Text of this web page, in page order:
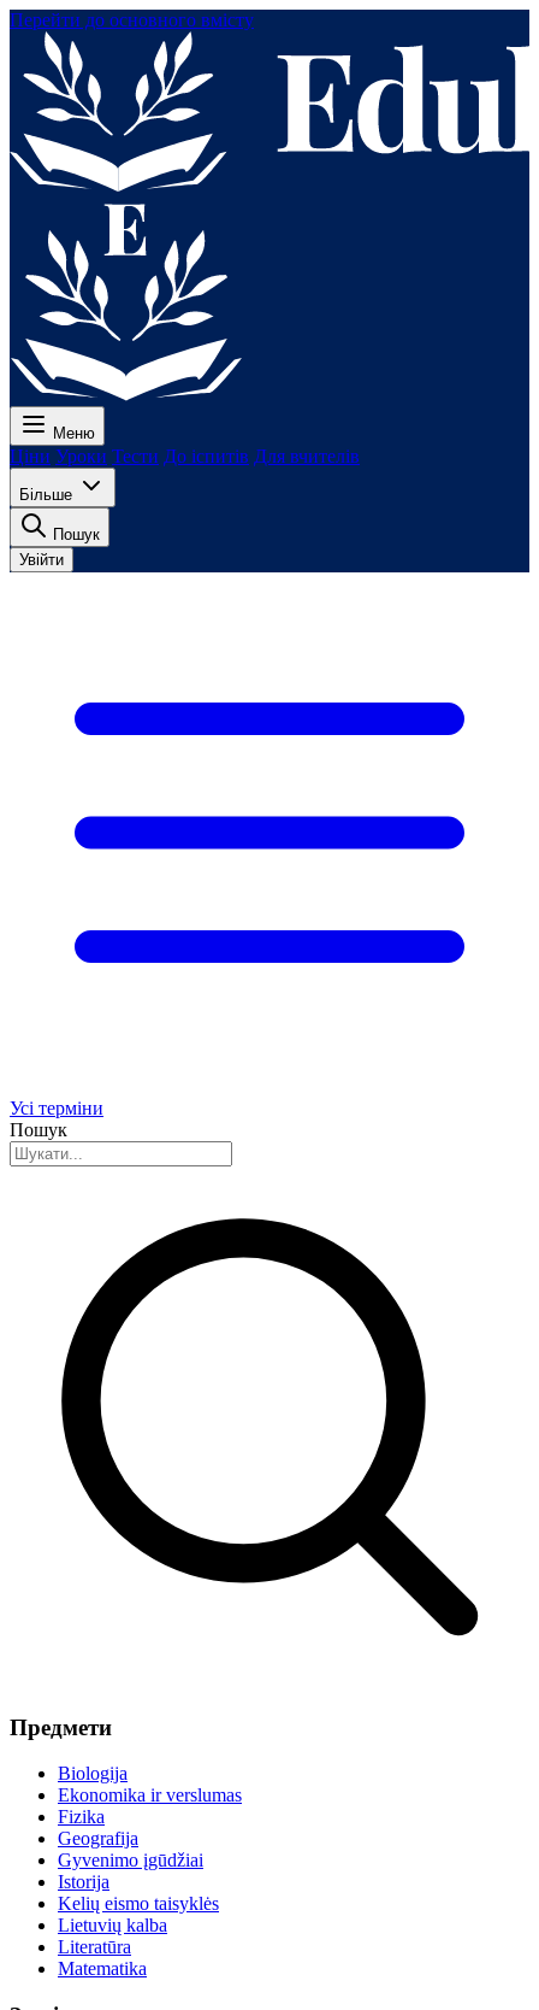
Перейти до основного вмісту
Меню
Ціни Уроки Тести До іспитів Для вчителів
Більше
Пошук
Увійти
Усі терміни
Пошук
Предмети
Biologija
Ekonomika ir verslumas
Fizika
Geografija
Gyvenimo įgūdžiai
Istorija
Kelių eismo taisyklės
Lietuvių kalba
Literatūra
Matematika